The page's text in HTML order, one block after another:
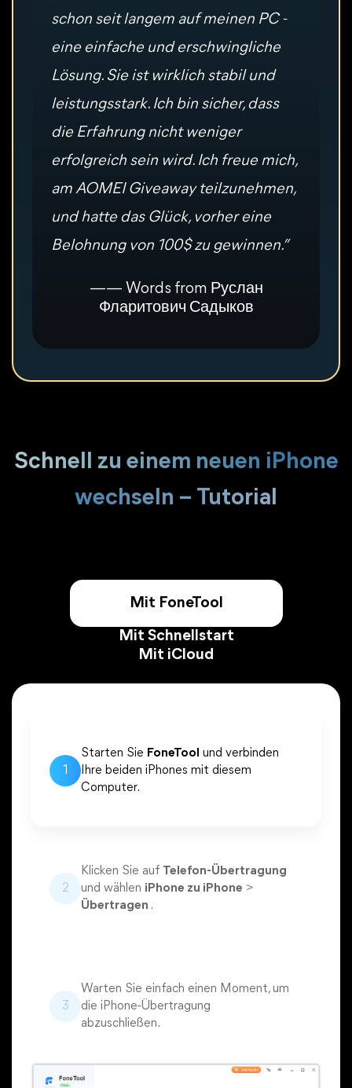
schon seit langem auf meinen PC -
eine einfache und erschwingliche
Lösung. Sie ist wirklich stabil und
leistungsstark. Ich bin sicher, dass
die Erfahrung nicht weniger
erfolgreich sein wird. Ich freue mich,
am AOMEI Giveaway teilzunehmen,
und hatte das Glück, vorher eine
Belohnung von 100$ zu gewinnen.”
—— Words from Руслан
Фларитович Садыков
Schnell zu einem neuen iPhone
wechseln – Tutorial
Mit FoneTool
Mit Schnellstart
Mit iCloud
1
Starten Sie FoneTool und verbinden
Ihre beiden iPhones mit diesem
Computer.
2
Klicken Sie auf Telefon-Übertragung
und wählen iPhone zu iPhone >
Übertragen .
3
Warten Sie einfach einen Moment, um
die iPhone-Übertragung
abzuschließen.